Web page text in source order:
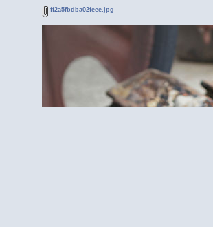
ff2a5fbdba02feee.jpg